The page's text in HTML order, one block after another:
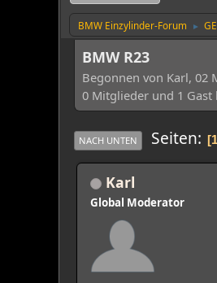
BMW Einzylinder-Forum ►
BMW R23
Begonnen von Karl, 02
0 Mitglieder und 1 Gast
NACH UNTEN Seiten 1
Karl
Global Moderator